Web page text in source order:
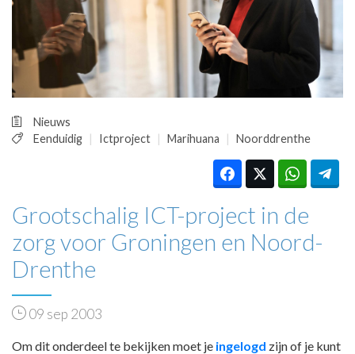
PRAKTIJKZAKEN
TARIEVEN
VPHUISARTSEN
MEDISCHE VAKHANDEL
REGISTRATIE
Nieuws
Eenduidig
Ictproject Marihuana Noorddrenthe
Grootschalig ICT-project in de
zorg voor Groningen en Noord-
Drenthe
09 sep 2003
Om dit onderdeel te bekijken moet je ingelogd zijn of je kunt